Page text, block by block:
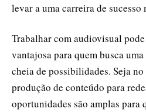
levar a uma carreira de sucesso
Trabalhar com audiovisual
vantajosa para quem busca
cheia de possibilidades. Seja
produção de conteúdo para
oportunidades são amplas para